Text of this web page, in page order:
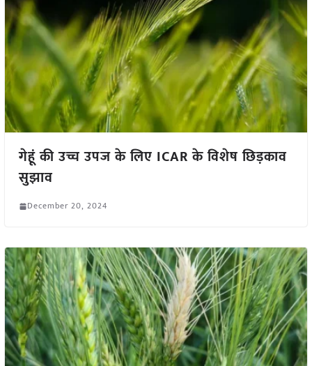
गेहूं की उच्च उपज के लिए ICAR के विशेष छिड़काव
सुझाव
December 20, 2024